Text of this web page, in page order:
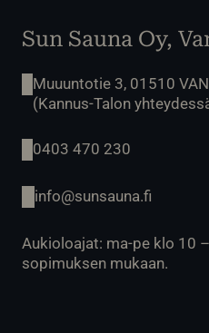
Sun Sauna Oy,
Muuuntotie 3, 01510
(Kannus-Talon
0403 470 230
info@sunsauna.fi
Aukioloajat: ma-pe klo 10
sopimuksen mukaan.